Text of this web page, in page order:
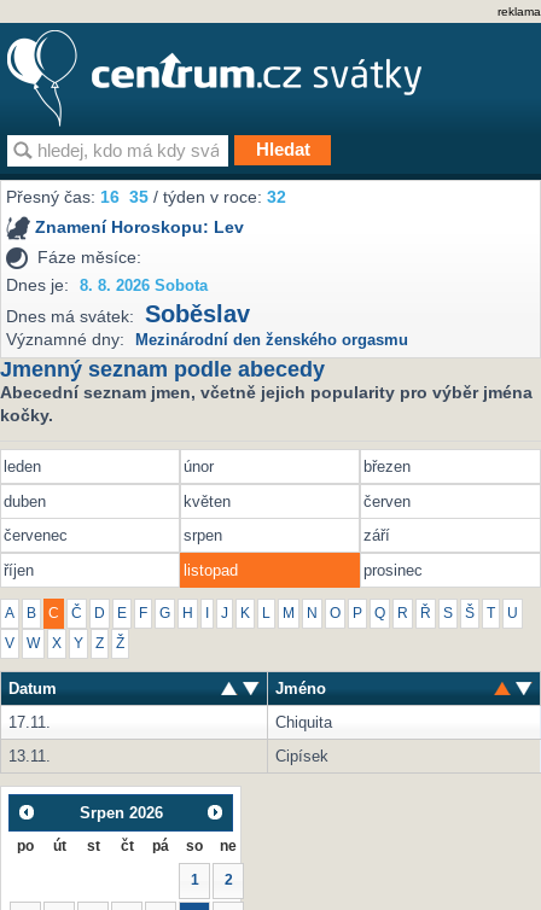
reklama
Přesný čas:16 35 / týden v roce:32
Znamení Horoskopu: Lev
Fáze měsíce:
Dnes je:
8. 8. 2026 Sobota
Dnes má svátek: Soběslav
Významné dny: Mezinárodní den ženského orgasmu
Jmenný seznam podle abecedy
Abecední seznam jmen, včetně jejich popularity pro výběr jména
kočky.
leden únor
březen
duben
květen
červen
červenec
srpen
září
říjen
listopad prosinec
A B C Č D E F G H J K L M N O P Q R Ř S Š U
V W X Y Z Ž
Datum
Jméno
17.11.
Chiquita
13.11.
Cipísek
Srpen 2026
po út st čt pá so ne
1 2